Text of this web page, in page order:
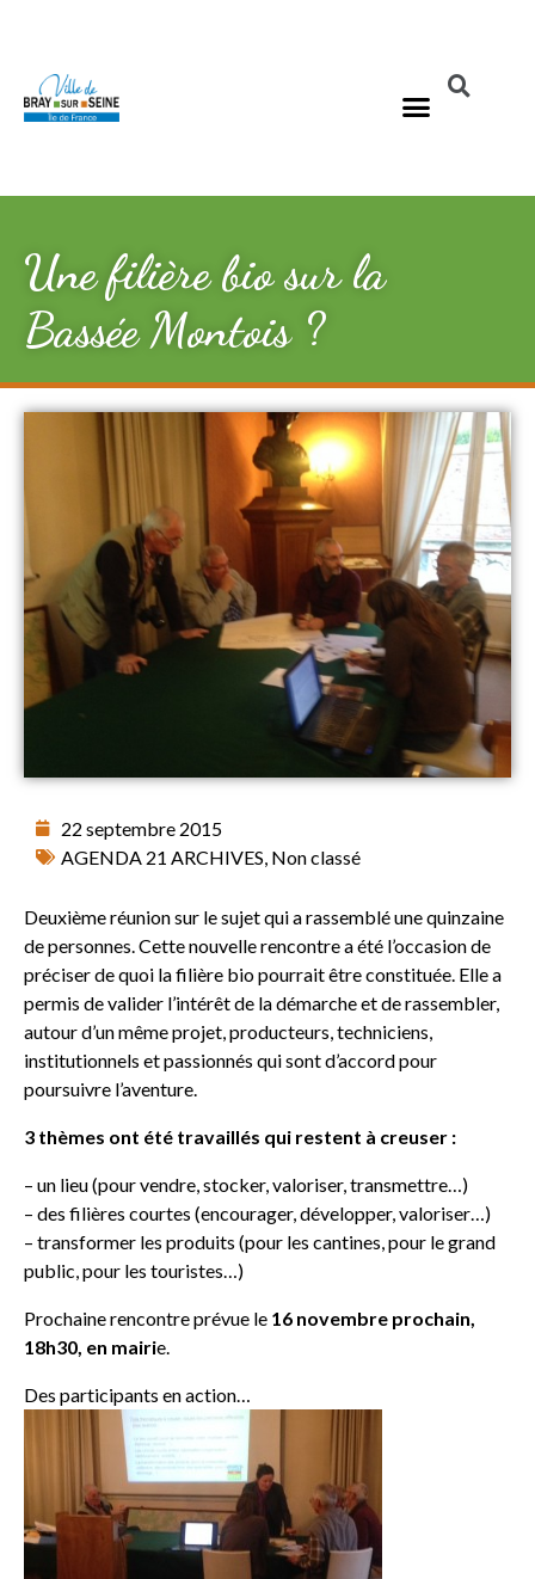
Une filière bio sur la
Bassée Montois ?
22 septembre 2015
AGENDA 21 ARCHIVES, Non classé
Deuxième réunion sur le sujet qui a rassemblé une quinzaine
de personnes. Cette nouvelle rencontre a été l’occasion de
préciser de quoi la filière bio pourrait être constituée. Elle a
permis de valider l’intérêt de la démarche et de rassembler,
autour d’un même projet, producteurs, techniciens,
institutionnels et passionnés qui sont d’accord pour
poursuivre l’aventure.
3 thèmes ont été travaillés qui restent à creuser :
– un lieu (pour vendre, stocker, valoriser, transmettre…)
– des filières courtes (encourager, développer, valoriser…)
– transformer les produits (pour les cantines, pour le grand
public, pour les touristes…)
Prochaine rencontre prévue le 16 novembre prochain,
18h30, en mairie.
Des participants en action…